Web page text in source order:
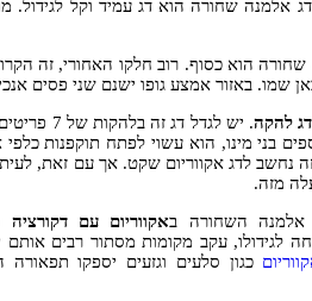
אלמנה שחורה הוא דג עמיד וקל לגידול.
הוא כסוף. רוב חלקו האחורי, זה
שמו. באזור אמצע גופו ישנם שני פסים
דג להקה
. יש לגדל דג
בני מינו, הוא עשוי לפתח תוקפנות כלפי
נחשב לדג אקווריום שקט. אך עם זאת,
מזה.
השחורה באקווריום עם דקורציה
לגידולו, עקב מקומות מסתור רבים אותם
כגון סלעים וגזעים יספקו